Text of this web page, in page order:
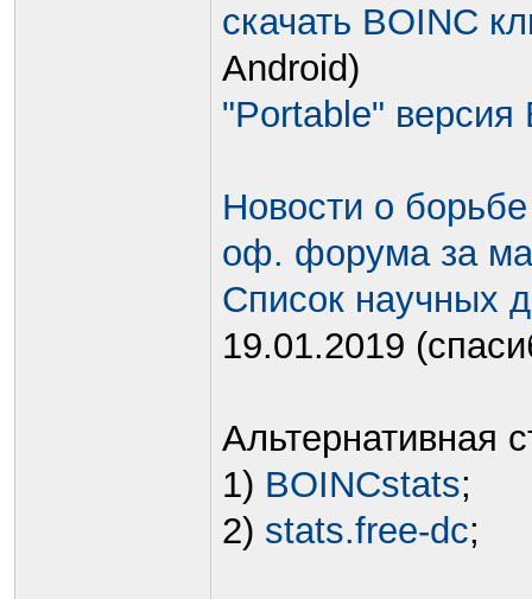
скачать BOINC
Android)
"Portable" версия
Новости о
оф. форума за
Список научных
19.01.2019
Альтернативная
1) BOINCstats;
2) stats.free-dc;